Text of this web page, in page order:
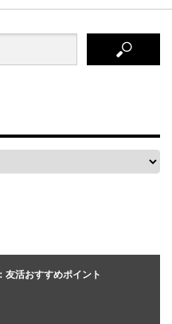
友活おすすめポイント